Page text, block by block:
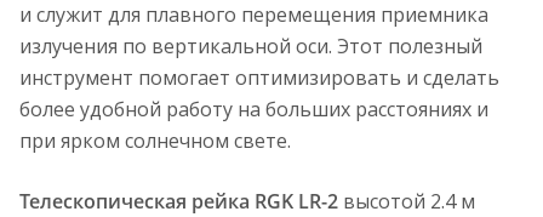
и служит для плавного перемещения приемника
излучения по вертикальной оси. Этот полезный
инструмент помогает оптимизировать и сделать
более удобной работу на больших расстояниях и
при ярком солнечном свете.
Телескопическая рейка RGK LR-2 высотой 2.4 м